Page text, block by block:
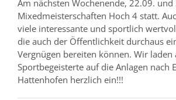
Am nächsten Wochenende, 22.09.
Mixedmeisterschaften Hoch 4 statt.
viele interessante und sportlich
die auch der Öffentlichkeit durchaus
Vergnügen bereiten können. Wir laden
Sportbegeisterte auf die Anlagen nach
Hattenhofen herzlich ein!!!